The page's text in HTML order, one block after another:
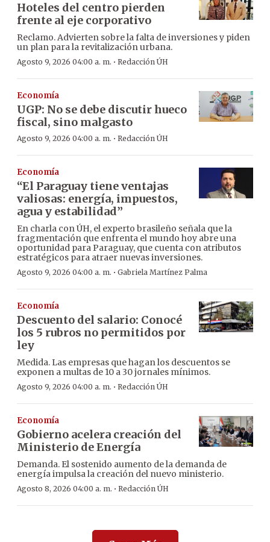
Hoteles del centro pierden
frente al eje corporativo
Reclamo. Advierten sobre la falta de inversiones y piden
un plan para la revitalización urbana.
Agosto 9, 2026 04:00 a. m. · Redacción ÚH
Economía
UGP: No se debe discutir hueco
fiscal, sino malgasto
Agosto 9, 2026 04:00 a. m. · Redacción ÚH
Economía
“El Paraguay tiene ventajas
valiosas: energía, impuestos,
agua y estabilidad”
En charla con ÚH, el experto brasileño señala que la
fragmentación que enfrenta el mundo hoy abre una
oportunidad para Paraguay, que cuenta con atributos
estratégicos para atraer nuevas inversiones.
Agosto 9, 2026 04:00 a. m. · Gabriela Martínez Palma
Economía
Descuento del salario: Conocé
los 5 rubros no permitidos por
ley
Medida. Las empresas que hagan los descuentos se
exponen a multas de 10 a 30 jornales mínimos.
Agosto 9, 2026 04:00 a. m. · Redacción ÚH
Economía
Gobierno acelera creación del
Ministerio de Energía
Demanda. El sostenido aumento de la demanda de
energía impulsa la creación del nuevo ministerio.
Agosto 8, 2026 04:00 a. m. · Redacción ÚH